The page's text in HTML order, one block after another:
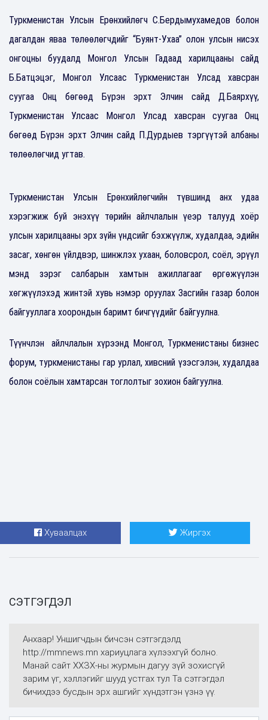
Туркменистан Улсын Ерөнхийлөгч С.Бердымухамедов болон
дагалдан яваа төлөөлөгчдийг “Буянт-Ухаа” олон улсын нисэх
онгоцны буудалд Монгол Улсын Гадаад харилцааны сайд
Б.Батцэцэг, Монгол Улсаас Туркменистан Улсад хавсран
суугаа Онц бөгөөд Бүрэн эрхт Элчин сайд Д.Баярхүү,
Туркменистан Улсаас Монгол Улсад хавсран суугаа Онц
бөгөөд Бүрэн эрхт Элчин сайд П.Дурдыев тэргүүтэй албаны
төлөөлөгчид угтав.
Туркменистан Улсын Ерөнхийлөгчийн түвшинд анх удаа
хэрэгжиж буй энэхүү төрийн айлчлалын үеэр талууд хоёр
улсын харилцааны эрх зүйн үндсийг бэхжүүлж, худалдаа, эдийн
засаг, хөнгөн үйлдвэр, шинжлэх ухаан, боловсрол, соёл, эрүүл
мэнд зэрэг салбарын хамтын ажиллагааг өргөжүүлэн
хөгжүүлэхэд жинтэй хувь нэмэр оруулах Засгийн газар болон
байгууллага хоорондын баримт бичгүүдийг байгуулна.
Түүнчлэн айлчлалын хүрээнд Монгол, Туркменистаны бизнес
форум, туркменистаны гар урлал, хивсний үзэсгэлэн, худалдаа
болон соёлын хамтарсан тоглолтыг зохион байгуулна.
Хуваалцах Жиргэх
СЭТГЭГДЭЛ
Анхаар! Уншигчдын бичсэн сэтгэгдэлд
http://mmnews.mn хариуцлага хүлээхгүй болно.
Манай сайт ХХЗХ-ны журмын дагуу зүй зохисгүй
зарим үг, хэллэгийг шууд устгах тул Та сэтгэгдэл
бичихдээ бусдын эрх ашгийг хүндэтгэн үзнэ үү.